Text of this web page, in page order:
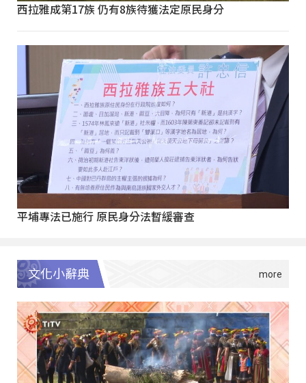
西拉雅成第17族 仍有8族待獲法定原民身分
平埔專法已施行 原民身分法暫緩審查
文化小辭典